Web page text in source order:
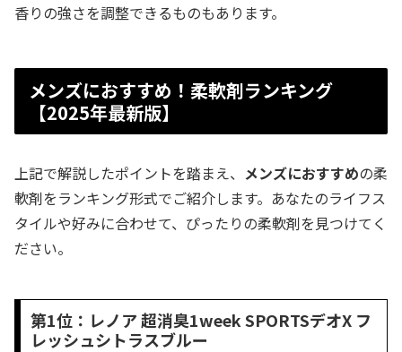
香りの強さを調整できるものもあります。
メンズにおすすめ！柔軟剤ランキング
【2025年最新版】
上記で解説したポイントを踏まえ、 メンズにおすすめの柔
軟剤をランキング形式でご紹介します。あなたのライフス
タイルや好みに合わせて、ぴったりの柔軟剤を見つけてく
ださい。
第1位：レノア 超消臭1week SPORTSデオX フ
レッシュシトラスブルー